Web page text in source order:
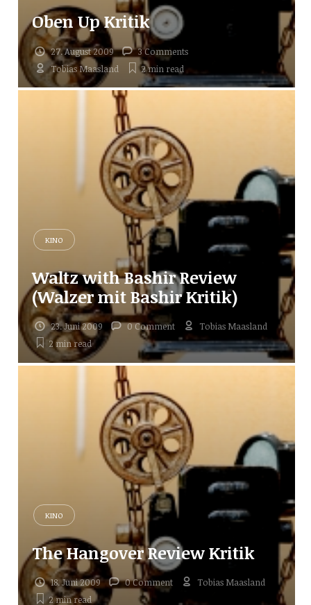
Oben Up Kritik
27. August 2009
3 Comments
Tobias Maasland
2 min read
KINO
Waltz with Bashir Review
(Walzer mit Bashir Kritik)
23. Juni 2009 0 Comment
Tobias Maasland
2 minread
KINO
The Hangover Review Kritik
18. Juni 2009 0 Comment
Tobias Maasland
2 minread